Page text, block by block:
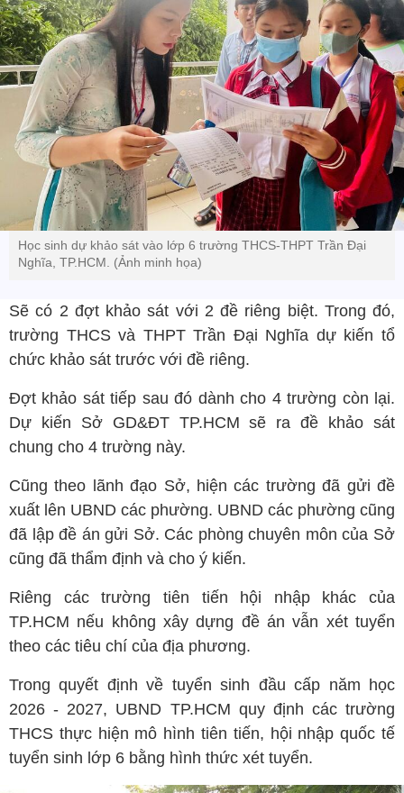
Học sinh dự khảo sát vào lớp 6 trường THCS-THPT Trần Đại
Nghĩa, TP.HCM. (Ảnh minh họa)
Sẽ có 2 đợt khảo sát với 2 đề riêng biệt. Trong đó,
trường THCS và THPT Trần Đại Nghĩa dự kiến tổ
chức khảo sát trước với đề riêng.
Đợt khảo sát tiếp sau đó dành cho 4 trường còn lại.
Dự kiến Sở GD&ĐT TP.HCM sẽ ra đề khảo sát
chung cho 4 trường này.
Cũng theo lãnh đạo Sở, hiện các trường đã gửi đề
xuất lên UBND các phường. UBND các phường cũng
đã lập đề án gửi Sở. Các phòng chuyên môn của Sở
cũng đã thẩm định và cho ý kiến.
Riêng các trường tiên tiến hội nhập khác của
TP.HCM nếu không xây dựng đề án vẫn xét tuyển
theo các tiêu chí của địa phương.
Trong quyết định về tuyển sinh đầu cấp năm học
2026 - 2027, UBND TP.HCM quy định các trường
THCS thực hiện mô hình tiên tiến, hội nhập quốc tế
tuyển sinh lớp 6 bằng hình thức xét tuyển.